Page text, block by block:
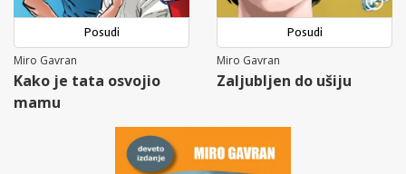
Posudi
Miro Gavran
Kako je tata osvojio
mamu
Posudi
Miro Gavran
Zaljubljen do ušiju